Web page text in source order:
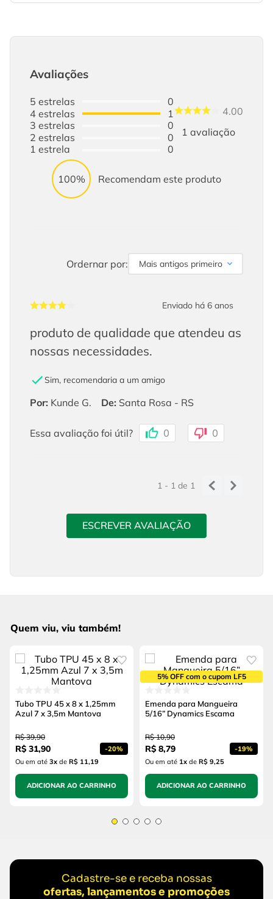
Avaliações
5estrelas
4estrelas
3estrelas
2estrelas
1estrela
0
1
0
0
0
4.00
1avaliação
100% Recomendam este produto
Ordernar por: Mais antigos primeiro
Enviado há 6 anos
produto de qualidade que atendeu as
nossas necessidades.
Sim, recomendaria a um amigo
Por: Kunde G. De: Santa Rosa - RS
Essa avaliação foi útil? 0 0
1 - 1de 1
ESCREVER AVALIAÇÃO
Quem viu, viu também!
Tubo TPU 45 x 8 x 1,25mm
Azul 7 x 3,5m Mantova
R$ 39,90
R$ 31,90 -20%
Ou em até 3x de R$ 11,19
ADICIONAR AO CARRINHO
5% OFF com o cupom LF5
Emenda para Mangueira
5/16” Dynamics Escama
R$ 10,90
R$ 8,79 -19%
Ou em até 1x de R$ 9,25
ADICIONAR AO CARRINHO
Cadastre-se e receba nossas
ofertas, lançamentos e promoções